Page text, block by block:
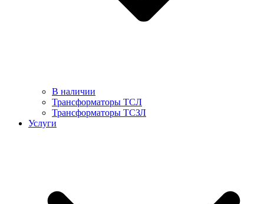
В наличии
Трансформаторы ТСЛ
Трансформаторы ТСЗЛ
Услуги